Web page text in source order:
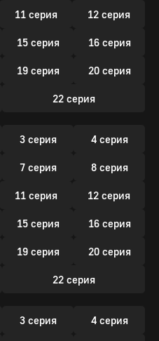
11 серия 12 серия
15 серия 16 серия
19 серия 20 серия
22 серия
3 серия 4 серия
7 серия 8 серия
11 серия 12 серия
15 серия 16 серия
19 серия 20 серия
22 серия
3 серия 4 серия